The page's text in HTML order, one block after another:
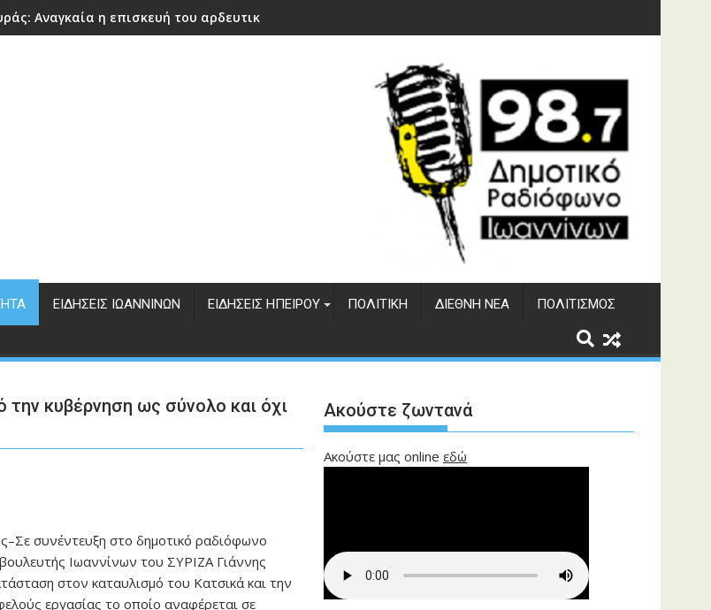
Αναγκαία η επισκευή του αρδευτικού φράγματος Αώου
ΕΙΔΉΣΕΙΣ ΙΩΑΝΝΊΝΩΝ ΕΙΔΉΣΕΙΣ ΗΠΕΊΡΟΥ ΠΟΛΙΤΙΚΉ ΔΙΕΘΝΉ ΝΈΑ ΠΟΛΙΤΙΣΜΌΣ
κυβέρνηση ως σύνολο και όχι
συνέντευξη στο δημοτικό ραδιόφωνο
Ιωαννίνων του ΣΥΡΙΖΑ Γιάννης
στον καταυλισμό του Κατσικά και την
εργασίας το οποίο αναφέρεται σε
Ακούστε ζωντανά
Ακούστε μας online εδώ